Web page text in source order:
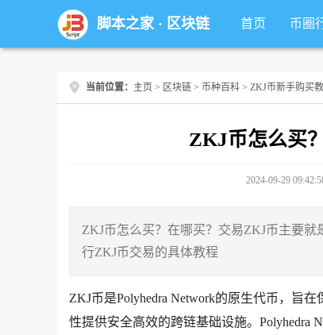
脚本之家· 区块链 首页 币圈
当前位置： 主页 > 区块链 > 币种百科 > ZKJ币新手购买
ZKJ币怎么买
2024-09-29
ZKJ币怎么买？在哪买？交易ZKJ币主要
行ZKJ币交易的具体教程
ZKJ币是Polyhedra Network的原生代币，旨
性提供安全高效的跨链基础设施。Polyhedra